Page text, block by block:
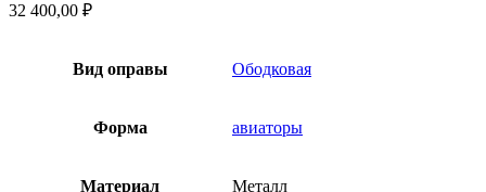
32 400,00 ₽
Вид оправы Ободковая
Форма авиаторы
Материал Металл